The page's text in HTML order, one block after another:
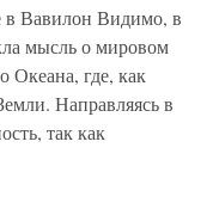
в Вавилон Видимо, в
мысль о мировом
Океана, где, как
Направляясь в
так как